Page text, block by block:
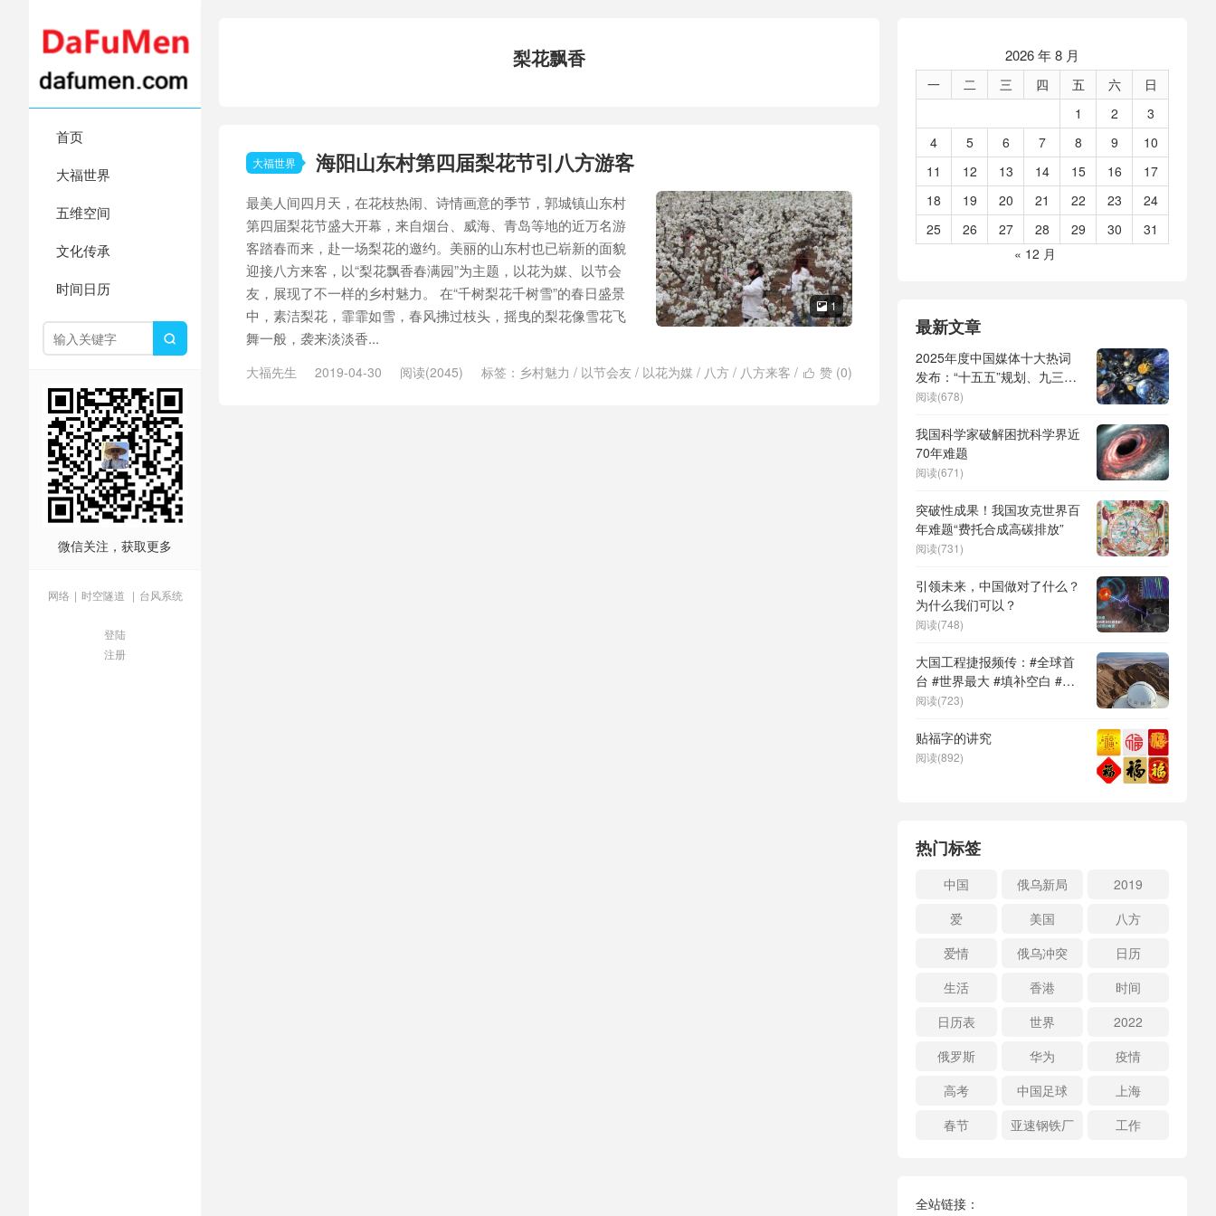
首页
大福世界
五维空间
文化传承
时间日历

微信关注，获取更多
网络 | 时空隧道 | 台风系统
登陆
注册
梨花飘香
大福世界 海阳山东村第四届梨花节引八方游客
 1
最美人间四月天，在花枝热闹、诗情画意的季节，郭城镇山东村
第四届梨花节盛大开幕，来自烟台、威海、青岛等地的近万名游
客踏春而来，赴一场梨花的邀约。美丽的山东村也已崭新的面貌
迎接八方来客，以“梨花飘香春满园”为主题，以花为媒、以节会
友，展现了不一样的乡村魅力。 在“千树梨花千树雪”的春日盛景
中，素洁梨花，霏霏如雪，春风拂过枝头，摇曳的梨花像雪花飞
舞一般，袭来淡淡香...
 赞 (0)
大福先生 2019-04-30 阅读(2045) 标签： 乡村魅力 / 以节会友 / 以花为媒 / 八方 / 八方来客 /
2026 年 8 月
一 二 三 四 五 六
日
1
2
3
4
5 6 7 8 9
10
11
12 13 14 15 16
17
18
19 20 21 22 23
24
25
26 27 28 29 30
31
« 12 月
最新文章
2025年度中国媒体十大热词
发布：“十五五”规划、九三阅
兵、全球治理倡议、
形机器人、苏超、票根经济、
育儿补贴、科学素养、网络生
态治理
阅读(678)
我国科学家破解困扰科学界近
70年难题
阅读(671)
突破性成果！我国攻克世界百
年难题“费托合成高碳排放”
阅读(731)
引领未来，中国做对了什么？
为什么我们可以？
阅读(748)
大国工程捷报频传：#全球首
台 #世界最大 #填补空白 #突
破关键节点
阅读(723)
贴福字的讲究
阅读(892)
热门标签
中国 俄乌新局
2019
爱
美国
八方
爱情
俄乌冲突
日历
生活
香港
时间
日历表
世界
2022
俄罗斯
华为
疫情
高考
中国足球
上海
春节
亚速钢铁厂 工作
全站链接：